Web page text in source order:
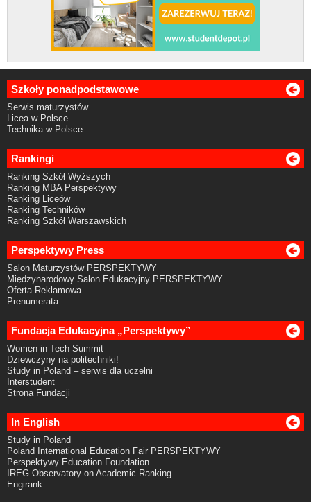
Szkoły ponadpodstawowe
Serwis maturzystów
Licea w Polsce
Technika w Polsce
Rankingi
Ranking Szkół Wyższych
Ranking MBA Perspektywy
Ranking Liceów
Ranking Techników
Ranking Szkół Warszawskich
Perspektywy Press
Salon Maturzystów PERSPEKTYWY
Międzynarodowy Salon Edukacyjny PERSPEKTYWY
Oferta Reklamowa
Prenumerata
Fundacja Edukacyjna „Perspektywy”
Women in Tech Summit
Dziewczyny na politechniki!
Study in Poland – serwis dla uczelni
Interstudent
Strona Fundacji
In English
Study in Poland
Poland International Education Fair PERSPEKTYWY
Perspektywy Education Foundation
IREG Observatory on Academic Ranking
Engirank